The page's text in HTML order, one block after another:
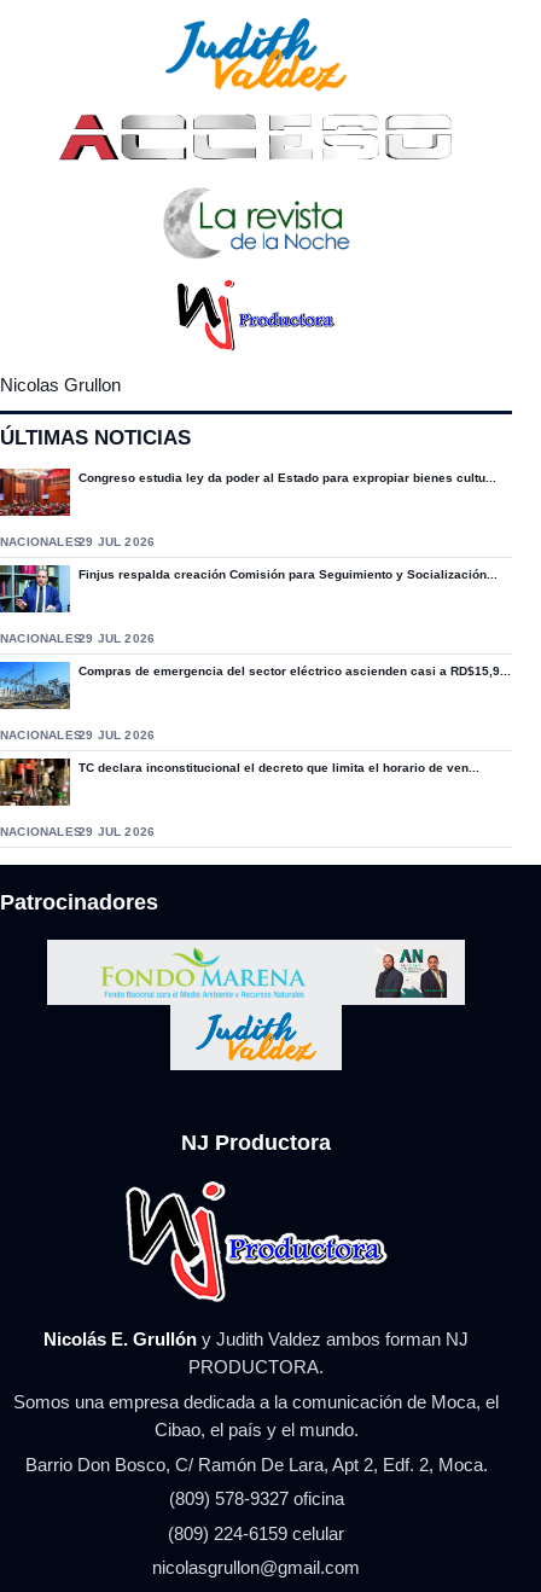
Nicolas Grullon
ÚLTIMAS NOTICIAS
Congreso estudia ley da poder al Estado para expropiar bienes cultu...
NACIONALES29 JUL 2026
Finjus respalda creación Comisión para Seguimiento y Socialización...
NACIONALES29 JUL 2026
Compras de emergencia del sector eléctrico ascienden casi a RD$15,9...
NACIONALES29 JUL 2026
TC declara inconstitucional el decreto que limita el horario de ven...
NACIONALES29 JUL 2026
Patrocinadores
NJ Productora
Nicolás E. Grullón y Judith Valdez ambos forman NJ
PRODUCTORA.
Somos una empresa dedicada a la comunicación de Moca, el
Cibao, el país y el mundo.
Barrio Don Bosco, C/ Ramón De Lara, Apt 2, Edf. 2, Moca.
(809) 578-9327 oficina
(809) 224-6159 celular
nicolasgrullon@gmail.com